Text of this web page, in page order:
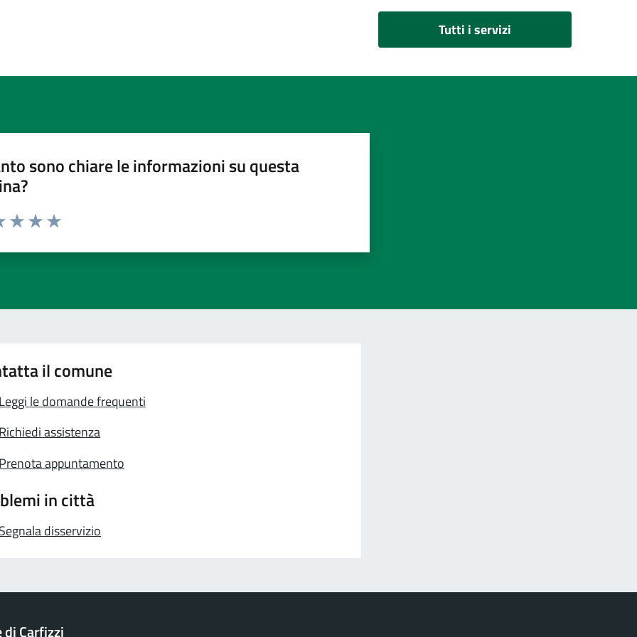
Tutti i servizi
sono chiare le informazioni su questa
il comune
le domande frequenti
assistenza
appuntamento
in città
disservizio
di Carfizzi